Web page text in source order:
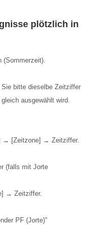
plötzlich in
(Sommerzeit).
bitte dieselbe Zeitziffer
ausgewählt wird.
→ [Zeitzone] → Zeitziffer.
(falls mit Jorte
→ Zeitziffer.
PF (Jorte)"